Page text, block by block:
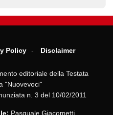
Policy Disclaimer
editoriale della Testata
"Nuovevoci"
n. 3 del 10/02/2011
Pasquale Giacometti